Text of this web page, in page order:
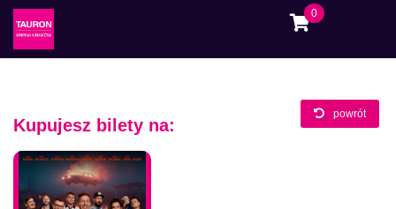
0
Kupujesz bilety na:
powrót